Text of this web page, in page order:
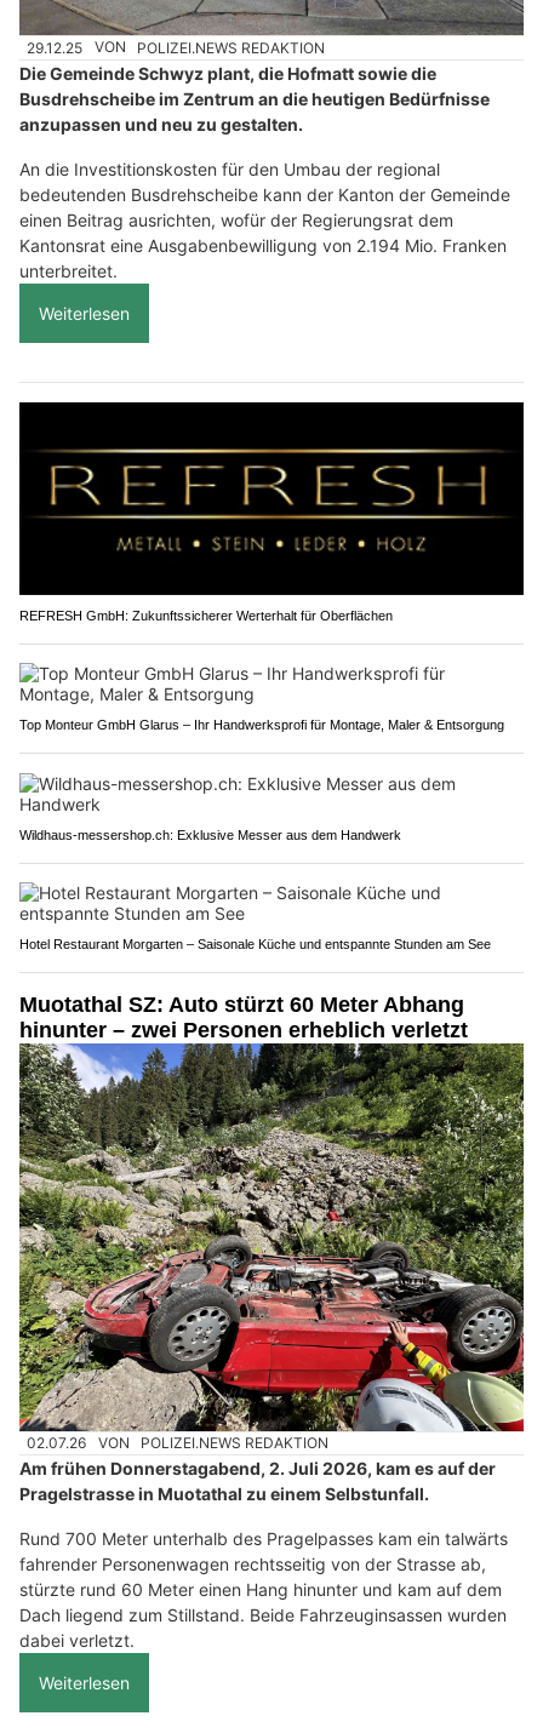
29.12.25 VON POLIZEI.NEWS REDAKTION
Die Gemeinde Schwyz plant, die Hofmatt sowie die
Busdrehscheibe im Zentrum an die heutigen Bedürfnisse
anzupassen und neu zu gestalten.
An die Investitionskosten für den Umbau der regional
bedeutenden Busdrehscheibe kann der Kanton der Gemeinde
einen Beitrag ausrichten, wofür der Regierungsrat dem
Kantonsrat eine Ausgabenbewilligung von 2.194 Mio. Franken
unterbreitet.
Weiterlesen
REFRESH GmbH: Zukunftssicherer Werterhalt für Oberflächen
Top Monteur GmbH Glarus – Ihr Handwerksprofi für Montage, Maler & Entsorgung
Wildhaus-messershop.ch: Exklusive Messer aus dem Handwerk
Hotel Restaurant Morgarten – Saisonale Küche und entspannte Stunden am See
Muotathal SZ: Auto stürzt 60 Meter Abhang
hinunter – zwei Personen erheblich verletzt
02.07.26 VON POLIZEI.NEWS REDAKTION
Am frühen Donnerstagabend, 2. Juli 2026, kam es auf der
Pragelstrasse in Muotathal zu einem Selbstunfall.
Rund 700 Meter unterhalb des Pragelpasses kam ein talwärts
fahrender Personenwagen rechtsseitig von der Strasse ab,
stürzte rund 60 Meter einen Hang hinunter und kam auf dem
Dach liegend zum Stillstand. Beide Fahrzeuginsassen wurden
dabei verletzt.
Weiterlesen